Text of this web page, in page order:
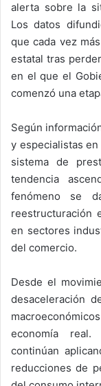
alerta sobre la
Los datos
que cada vez
estatal tras
en el que el
comenzó una
Según
y especialistas
sistema de
tendencia
fenómeno se
reestructuración
en sectores
del comercio.
Desde el
desaceleración
economía real.
continúan
reducciones de